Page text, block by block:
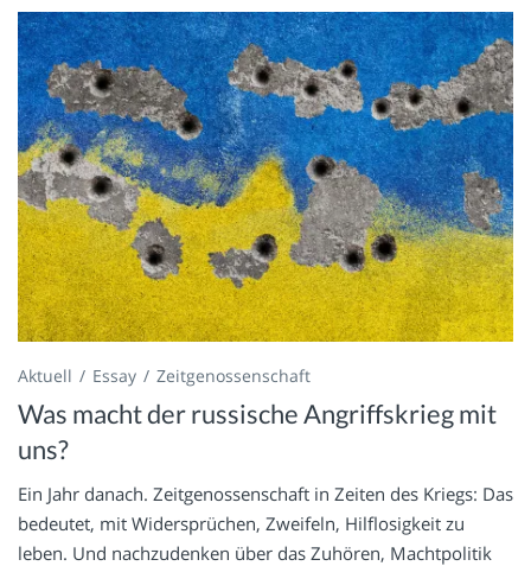
Aktuell Essay Zeitgenossenschaft
Was macht der russische Angriffskrieg mit
uns?
Ein Jahr danach. Zeitgenossenschaft in Zeiten des Kriegs: Das
bedeutet, mit Widersprüchen, Zweifeln, Hilflosigkeit zu
leben. Und nachzudenken über das Zuhören, Machtpolitik